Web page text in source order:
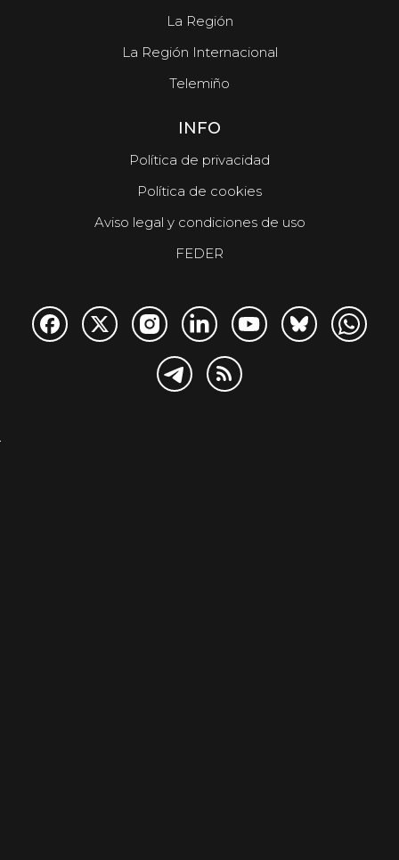
La Región
La Región Internacional
Telemiño
INFO
Política de privacidad
Política de cookies
Aviso legal y condiciones de uso
FEDER